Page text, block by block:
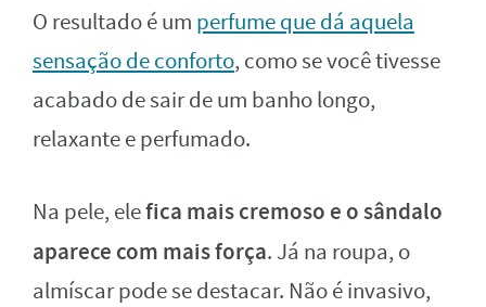
O resultado é um perfume que dá aquela
sensação de conforto, como se você tivesse
acabado de sair de um banho longo,
relaxante e perfumado.
Na pele, elefica mais cremoso e o sândalo
aparece com mais força. Já na roupa, o
almíscar pode se destacar. Não é invasivo,